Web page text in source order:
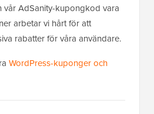
vår AdSanity-kupongkod vara
arbetar vi hårt för att
rabatter för våra användare.
WordPress-kuponger och